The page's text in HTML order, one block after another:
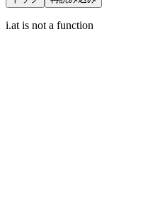
i.at is not a function